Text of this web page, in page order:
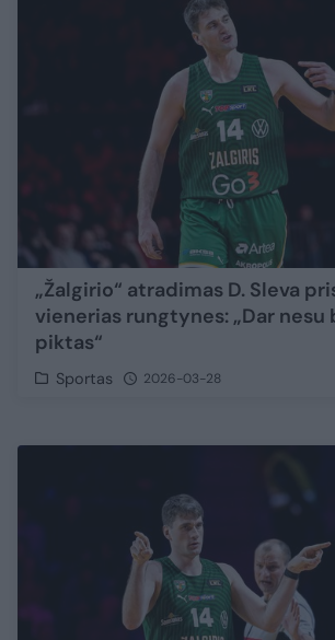
„Žalgirio“ atradimas D. Sleva
vienerias rungtynes: „Dar nesu
piktas“
Sportas 2026-03-28